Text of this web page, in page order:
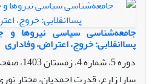
جامعه‌شناسی سیاسی نیروها و
پساانقلابی: خروج، اعتراض، وفاداری
دوره 5، شماره 4، زمستان 1403، صفحه
سارا زارع، قدرت احمدیان، مختار